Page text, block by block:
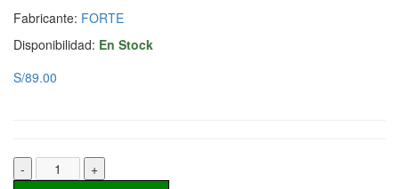
Fabricante: FORTE
Disponibilidad: En Stock
S/89.00
- +